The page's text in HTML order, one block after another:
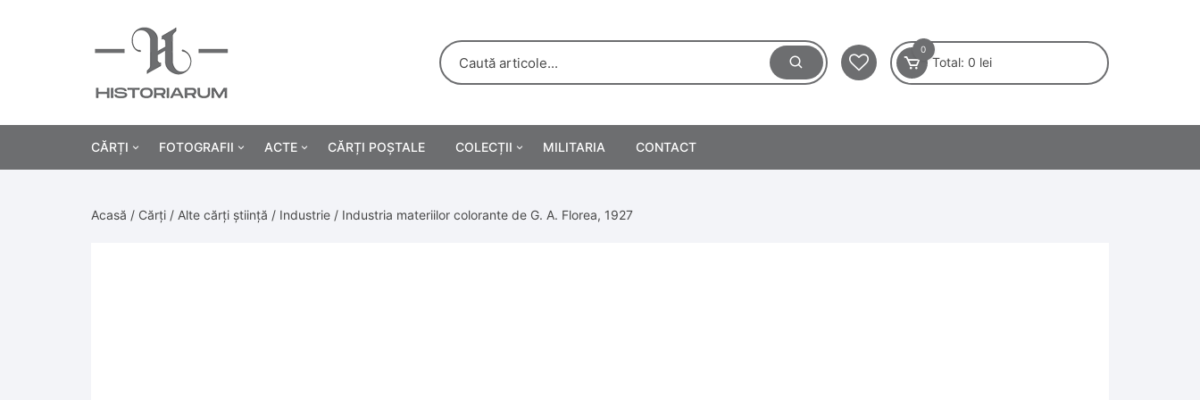
0
Total: 0 lei
CĂRȚI FOTOGRAFII ACTE CĂRȚI POȘTALE COLECȚII MILITARIA CONTACT
Acasă / Cărți / Alte cărți știință / Industrie / Industria materiilor colorante de G. A. Florea, 1927